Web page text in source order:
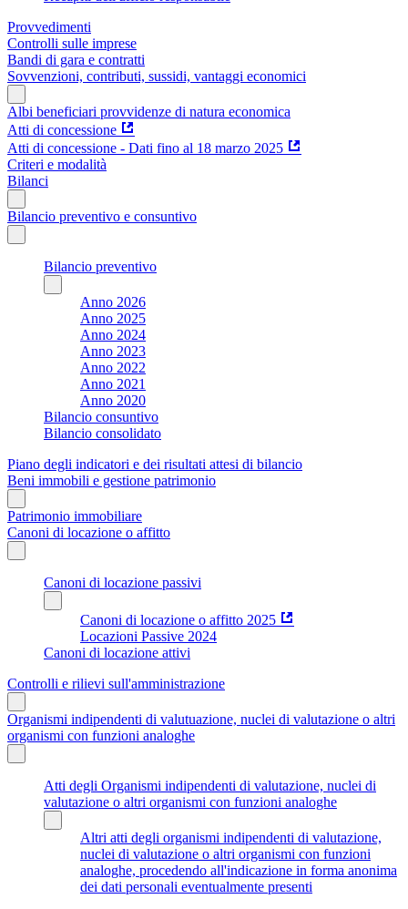
Provvedimenti
Controlli sulle imprese
Bandi di gara e contratti
Sovvenzioni, contributi, sussidi, vantaggi economici
Albi beneficiari provvidenze di natura economica
Atti di concessione
Atti di concessione - Dati fino al 18 marzo 2025
Criteri e modalità
Bilanci
Bilancio preventivo e consuntivo
Bilancio preventivo
Anno 2026
Anno 2025
Anno 2024
Anno 2023
Anno 2022
Anno 2021
Anno 2020
Bilancio consuntivo
Bilancio consolidato
Piano degli indicatori e dei risultati attesi di bilancio
Beni immobili e gestione patrimonio
Patrimonio immobiliare
Canoni di locazione o affitto
Canoni di locazione passivi
Canoni di locazione o affitto 2025
Locazioni Passive 2024
Canoni di locazione attivi
Controlli e rilievi sull'amministrazione
Organismi indipendenti di valutuazione, nuclei di valutazione o altri
organismi con funzioni analoghe
Atti degli Organismi indipendenti di valutazione, nuclei di
valutazione o altri organismi con funzioni analoghe
Altri atti degli organismi indipendenti di valutazione,
nuclei di valutazione o altri organismi con funzioni
analoghe, procedendo all'indicazione in forma anonima
dei dati personali eventualmente presenti